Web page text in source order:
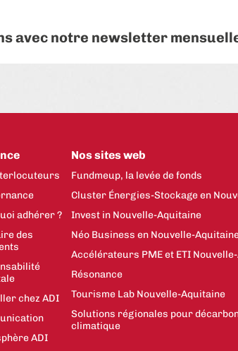
avec notre newsletter
adhérer ?
des
chez ADI
ADI
Nos sites web
Fundmeup, la levée de fonds
Cluster Énergies-Stockage en
Invest in Nouvelle-Aquitaine
Néo Business en Nouvelle-
Accélérateurs PME et ETI
Résonance
Tourisme Lab Nouvelle-Aquitaine
Solutions régionales pour
climatique